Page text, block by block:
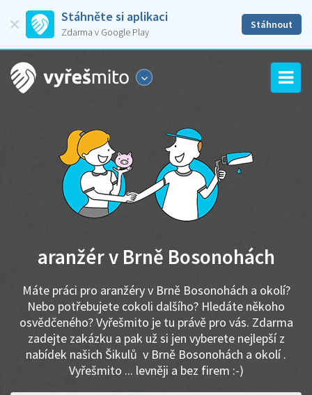
Stáhněte si aplikaci
Zdarma v Google Play
Stáhnout
aranžér v Brně Bosonohách
Máte práci pro aranžéry v Brně Bosonohách a okolí?
Nebo potřebujete cokoli dalšího? Hledáte někoho
osvědčeného? Vyřešmito je tu právě pro vás. Zdarma
zadejte zakázku a pak už si jen vyberete nejlepší z
nabídek našich Šikulů v Brně Bosonohách a okolí .
Vyřešmito ... levněji a bez firem :-)